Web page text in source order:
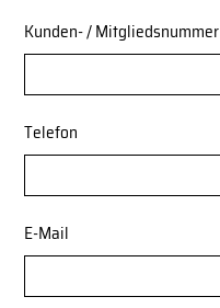
Kunden- / Mitgliedsnummer
Telefon
E-Mail